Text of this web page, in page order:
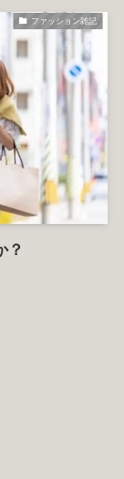
ファッション雑記
？